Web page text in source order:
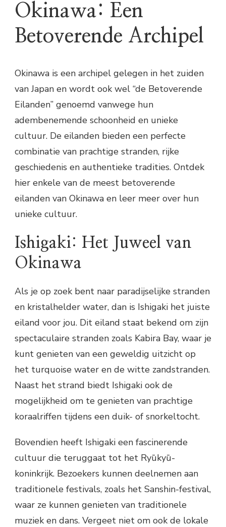
Okinawa: Een
Betoverende Archipel
Okinawa is een archipel gelegen in het zuiden
van Japan en wordt ook wel “de Betoverende
Eilanden” genoemd vanwege hun
adembenemende schoonheid en unieke
cultuur. De eilanden bieden een perfecte
combinatie van prachtige stranden, rijke
geschiedenis en authentieke tradities. Ontdek
hier enkele van de meest betoverende
eilanden van Okinawa en leer meer over hun
unieke cultuur.
Ishigaki: Het Juweel van
Okinawa
Als je op zoek bent naar paradijselijke stranden
en kristalhelder water, dan is Ishigaki het juiste
eiland voor jou. Dit eiland staat bekend om zijn
spectaculaire stranden zoals Kabira Bay, waar je
kunt genieten van een geweldig uitzicht op
het turquoise water en de witte zandstranden.
Naast het strand biedt Ishigaki ook de
mogelijkheid om te genieten van prachtige
koraalriffen tijdens een duik- of snorkeltocht.
Bovendien heeft Ishigaki een fascinerende
cultuur die teruggaat tot het Ryūkyū-
koninkrijk. Bezoekers kunnen deelnemen aan
traditionele festivals, zoals het Sanshin-festival,
waar ze kunnen genieten van traditionele
muziek en dans. Vergeet niet om ook de lokale